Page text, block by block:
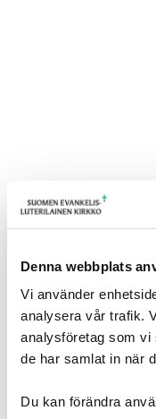
Denna webbplats
Vi använder
analysera vår trafik.
analysföretag som vi
de har samlat in när
Du kan förändra